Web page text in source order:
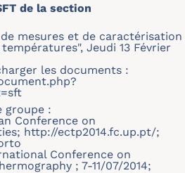
de la section
mesures et de caractérisation
Jeudi 13 Février
les documents :
groupe :
Conference on
http://ectp2014.fc.up.pt/;
Conference on
; 7-11/07/2014;